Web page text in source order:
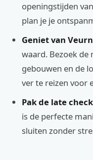
openingstijden
plan je je
Geniet van
waard. Bezoek
gebouwen en de
ver te reizen voor
Pak de late
is de perfecte
sluiten zonder